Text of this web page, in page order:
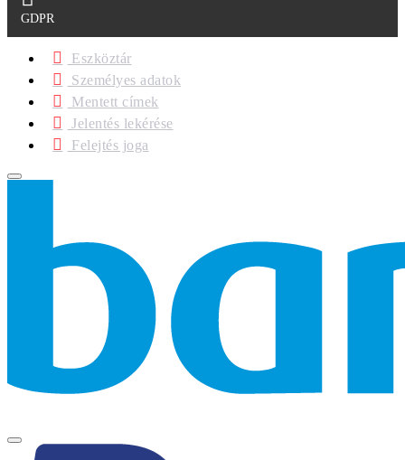
GDPR
Eszköztár
Személyes adatok
Mentett címek
Jelentés lekérése
Felejtés joga